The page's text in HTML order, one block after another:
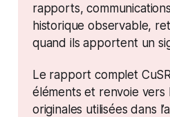
rapports,
historique observable,
quand ils apportent un
Le rapport complet
éléments et renvoie vers
originales utilisées dans